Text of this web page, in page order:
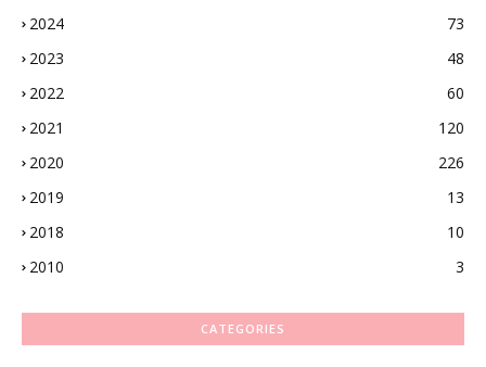
2024
73
2023
48
2022
60
2021
120
2020
226
2019
13
2018
10
2010
3
CATEGORIES